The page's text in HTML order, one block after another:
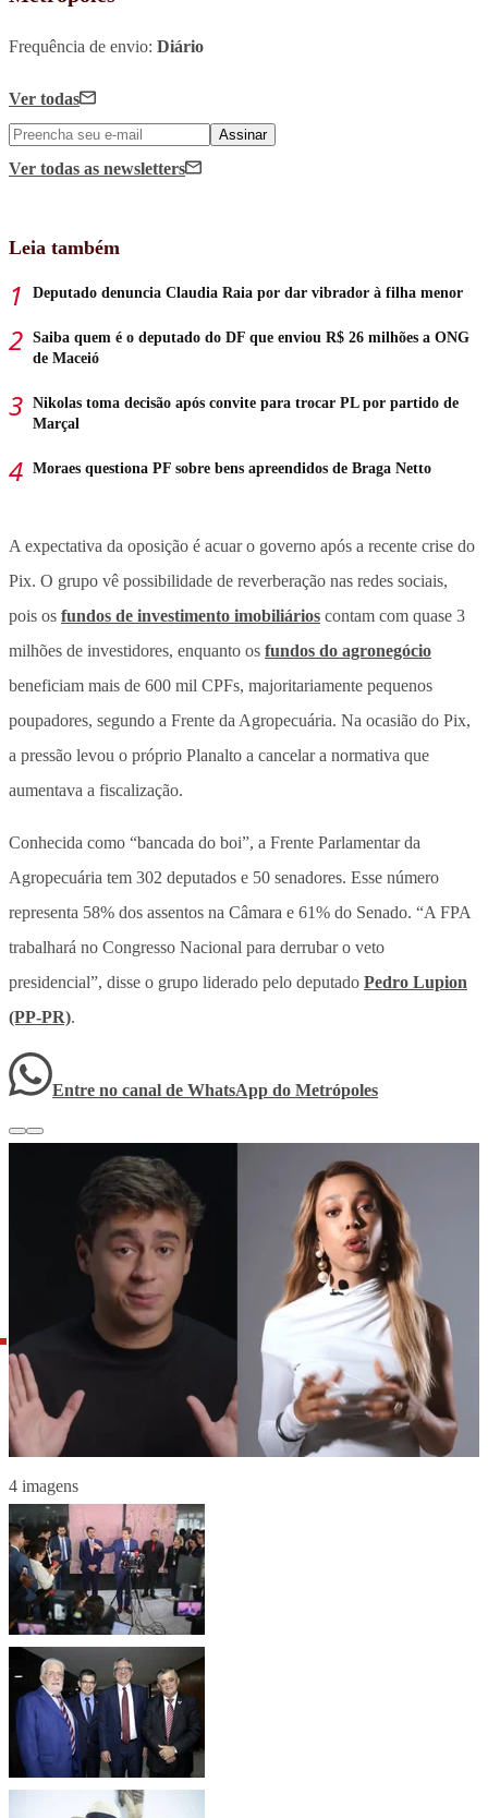
Frequência de envio: Diário
Ver todas
Assinar
Ver todas as newsletters
Leia também
Deputado denuncia Claudia Raia por dar vibrador à filha menor
Saiba quem é o deputado do DF que enviou R$ 26 milhões a ONG
de Maceió
Nikolas toma decisão após convite para trocar PL por partido de
Marçal
Moraes questiona PF sobre bens apreendidos de Braga Netto
A expectativa da oposição é acuar o governo após a recente crise do
Pix. O grupo vê possibilidade de reverberação nas redes sociais,
pois os fundos de investimento imobiliários contam com quase 3
milhões de investidores, enquanto os fundos do agronegócio
beneficiam mais de 600 mil CPFs, majoritariamente pequenos
poupadores, segundo a Frente da Agropecuária. Na ocasião do Pix,
a pressão levou o próprio Planalto a cancelar a normativa que
aumentava a fiscalização.
Conhecida como “bancada do boi”, a Frente Parlamentar da
Agropecuária tem 302 deputados e 50 senadores. Esse número
representa 58% dos assentos na Câmara e 61% do Senado. “A FPA
trabalhará no Congresso Nacional para derrubar o veto
presidencial”, disse o grupo liderado pelo deputado Pedro Lupion
(PP-PR).
Entre no canal de WhatsApp do Metrópoles
4 imagens